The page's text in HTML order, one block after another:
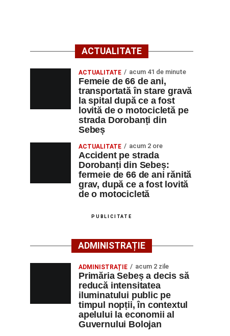
ACTUALITATE
ACTUALITATE acum 41 de minute
Femeie de 66 de ani,
transportată în stare gravă
la spital după ce a fost
lovită de o motocicletă pe
strada Dorobanți din
Sebeș
ACTUALITATE acum 2 ore
Accident pe strada
Dorobanți din Sebeș:
fermeie de 66 de ani rănită
grav, după ce a fost lovită
de o motocicletă
PUBLICITATE
ADMINISTRAȚIE
ADMINISTRAȚIE acum 2 zile
Primăria Sebeș a decis să
reducă intensitatea
iluminatului public pe
timpul nopții, în contextul
apelului la economii al
Guvernului Bolojan